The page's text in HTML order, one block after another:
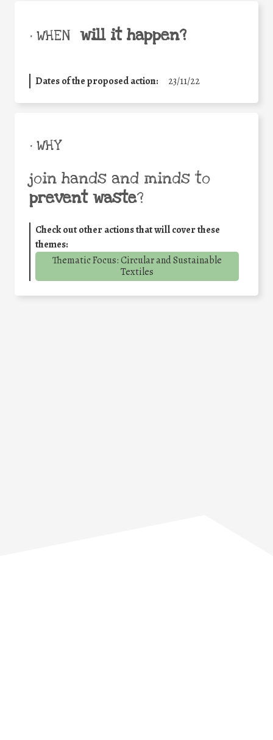
• WHEN will it happen?
Dates of the proposed action: 23/11/22
• WHY
join hands and minds to
prevent waste?
Check out other actions that will cover these
themes:
Thematic Focus: Circular and Sustainable
Textiles